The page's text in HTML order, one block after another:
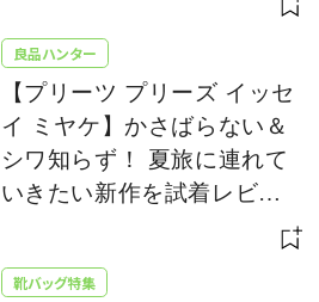
良品ハンター
【プリーツ プリーズ イッセ
イ ミヤケ】かさばらない＆
シワ知らず！ 夏旅に連れて
いきたい新作を試着レビュ
靴バッグ特集